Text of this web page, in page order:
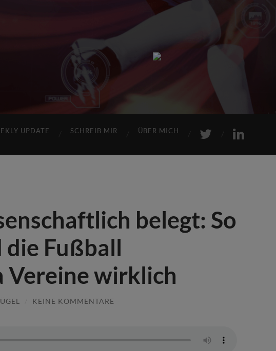
UPDATE SCHREIB MIR ÜBER MICH
belegt: So
Fußball
Vereine wirklich
KEINE KOMMENTARE